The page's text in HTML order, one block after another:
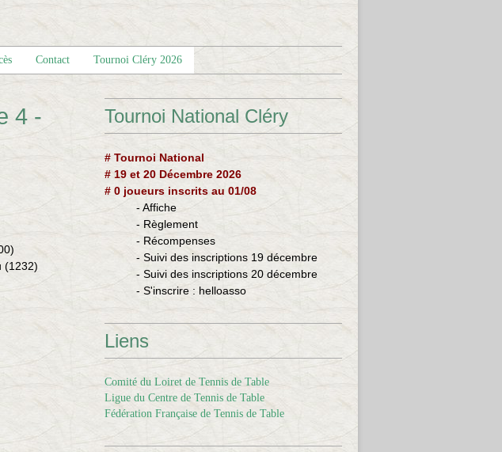
Contact Tournoi Cléry 2026
4 -
(1232)
Tournoi National Cléry
# Tournoi National
# 19 et 20 Décembre 2026
# 0 joueurs inscrits au 01/08
- Affiche
- Règlement
- Récompenses
- Suivi des inscriptions 19 décembre
- Suivi des inscriptions 20 décembre
- S'inscrire : helloasso
Liens
Comité du Loiret de Tennis de Table
Ligue du Centre de Tennis de Table
Fédération Française de Tennis de Table